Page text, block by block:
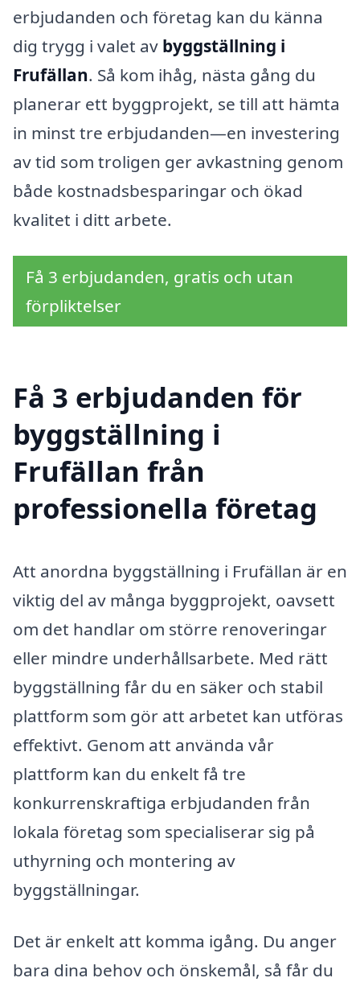
erbjudanden och företag kan du känna
dig trygg i valet av byggställning i
Frufällan. Så kom ihåg, nästa gång du
planerar ett byggprojekt, se till att hämta
in minst tre erbjudanden—en investering
av tid som troligen ger avkastning genom
både kostnadsbesparingar och ökad
kvalitet i ditt arbete.
Få 3 erbjudanden, gratis och utan
förpliktelser
Få 3 erbjudanden för
byggställning i
Frufällan från
professionella företag
Att anordna byggställning i Frufällan är en
viktig del av många byggprojekt, oavsett
om det handlar om större renoveringar
eller mindre underhållsarbete. Med rätt
byggställning får du en säker och stabil
plattform som gör att arbetet kan utföras
effektivt. Genom att använda vår
plattform kan du enkelt få tre
konkurrenskraftiga erbjudanden från
lokala företag som specialiserar sig på
uthyrning och montering av
byggställningar.
Det är enkelt att komma igång. Du anger
bara dina behov och önskemål, så får du